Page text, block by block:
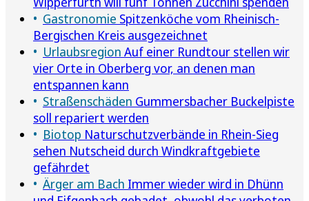
Gastronomie Spitzenköche vom Rheinisch-
Bergischen Kreis ausgezeichnet
Urlaubsregion Auf einer Rundtour stellen wir
vier Orte in Oberberg vor, an denen man
entspannen kann
Straßenschäden Gummersbacher Buckelpiste
soll repariert werden
Biotop Naturschutzverbände in Rhein-Sieg
sehen Nutscheid durch Windkraftgebiete
gefährdet
Ärger am Bach Immer wieder wird in Dhünn